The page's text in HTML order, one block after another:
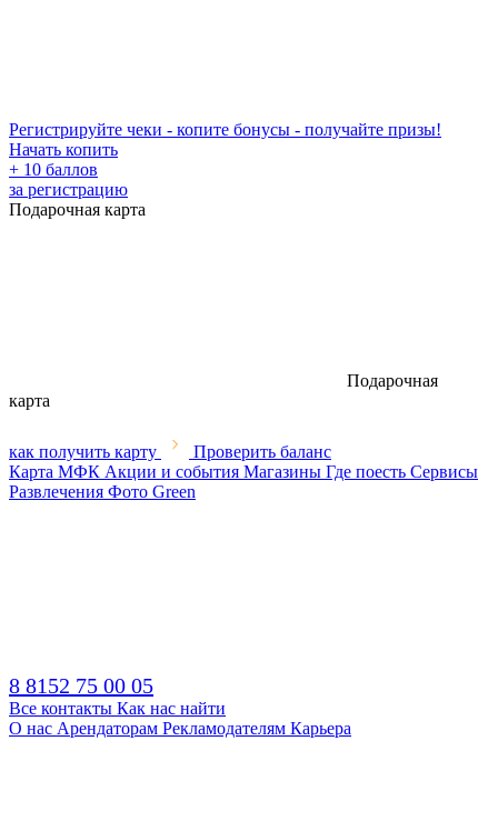
Регистрируйте чеки - копите бонусы - получайте призы!
Начать копить
+ 10 баллов
за регистрацию
Подарочная карта
Подарочная
карта
как получить карту
Проверить баланс
Карта МФК Акции и события Магазины Где поесть Сервисы
Развлечения Фото Green
8 8152 75 00 05
Все контакты Как нас найти
О нас Арендаторам Рекламодателям Карьера